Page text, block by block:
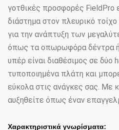
γοτθικές προσφορές FieldPro
διάστημα στον πλευρικό
για την ανάπτυξη των
όπως τα οπωρωφόρα δέντρα ή
υπέρ είναι διαθέσιμος σε δύο
τυποποιημένα πλάτη και
εύκολα στις ανάγκες σας. Με
αυξηθείτε όπως έναν
Χαρακτηριστικά γνωρίσματα: